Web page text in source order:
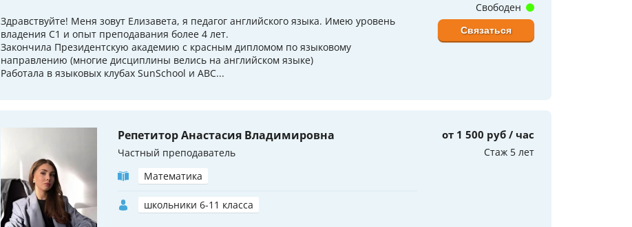
Здравствуйте! Меня зовут Елизавета, я педагог английского языка. Имею уровень
владения C1 и опыт преподавания более 4 лет.
Закончила Президентскую академию с красным дипломом по языковому
направлению (многие дисциплины велись на английском языке)
Работала в языковых клубах SunSchool и ABC...
Свободен
Связаться
Репетитор Анастасия Владимировна
Частный преподаватель
Математика
школьники 6-11 класса
от 1 500 руб / час
Стаж 5 лет